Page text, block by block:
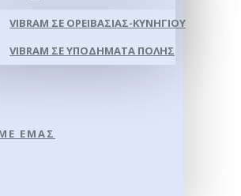
VIBRAM ΣΕ ΟΡΕΙΒΑΣΊΑΣ-ΚΥΝΗΓΊΟΥ
VIBRAM ΣΕ ΥΠΟΔΉΜΑΤΑ ΠΌΛΗΣ
ΕΜΆΣ